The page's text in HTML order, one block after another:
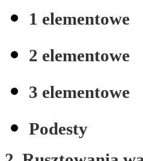
1 elementowe
2 elementowe
3 elementowe
Podesty